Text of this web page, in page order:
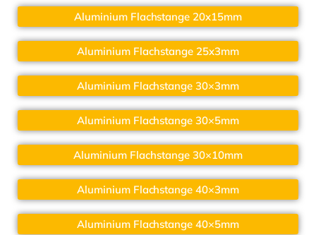
Aluminium Flachstange 20x15mm
Aluminium Flachstange 25x3mm
Aluminium Flachstange 30×3mm
Aluminium Flachstange 30×5mm
Aluminium Flachstange 30×10mm
Aluminium Flachstange 40×3mm
Aluminium Flachstange 40×5mm